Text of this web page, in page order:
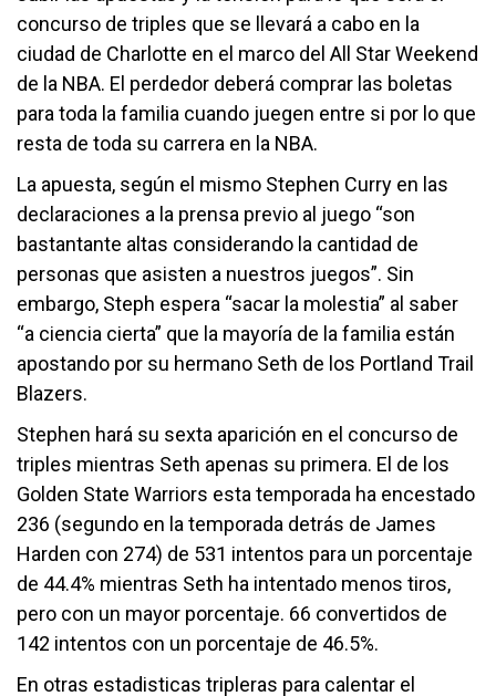
concurso de triples que se llevará a cabo en la
ciudad de Charlotte en el marco del All Star Weekend
de la NBA. El perdedor deberá comprar las boletas
para toda la familia cuando juegen entre si por lo que
resta de toda su carrera en la NBA.
La apuesta, según el mismo Stephen Curry en las
declaraciones a la prensa previo al juego “son
bastantante altas considerando la cantidad de
personas que asisten a nuestros juegos”. Sin
embargo, Steph espera “sacar la molestia” al saber
“a ciencia cierta” que la mayoría de la familia están
apostando por su hermano Seth de los Portland Trail
Blazers.
Stephen hará su sexta aparición en el concurso de
triples mientras Seth apenas su primera. El de los
Golden State Warriors esta temporada ha encestado
236 (segundo en la temporada detrás de James
Harden con 274) de 531 intentos para un porcentaje
de 44.4% mientras Seth ha intentado menos tiros,
pero con un mayor porcentaje. 66 convertidos de
142 intentos con un porcentaje de 46.5%.
En otras estadisticas tripleras para calentar el